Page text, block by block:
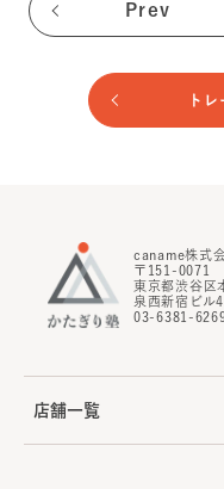
Prev
ト
caname株式
〒151-0071
東京都渋谷区
泉西新宿ビル
03-6381-
店舗一覧